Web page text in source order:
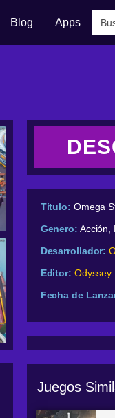
Blog Apps
Titulo: Omega
Genero: Acción,
Desarrollador:
Editor: Odyssey
Fecha de
Juegos